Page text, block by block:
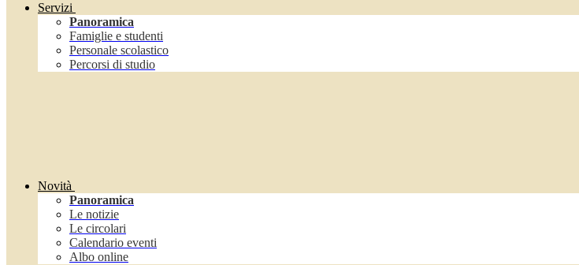
Servizi
Panoramica
Famiglie e studenti
Personale scolastico
Percorsi di studio
Novità
Panoramica
Le notizie
Le circolari
Calendario eventi
Albo online